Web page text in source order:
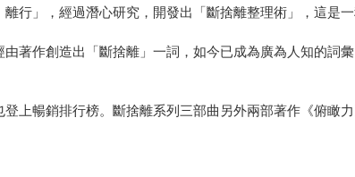
行」，經過潛心研究，開發出「斷捨離整理術」，這是
著作創造出「斷捨離」一詞，如今已成為廣為人知的詞
上暢銷排行榜。斷捨離系列三部曲另外兩部著作《俯瞰